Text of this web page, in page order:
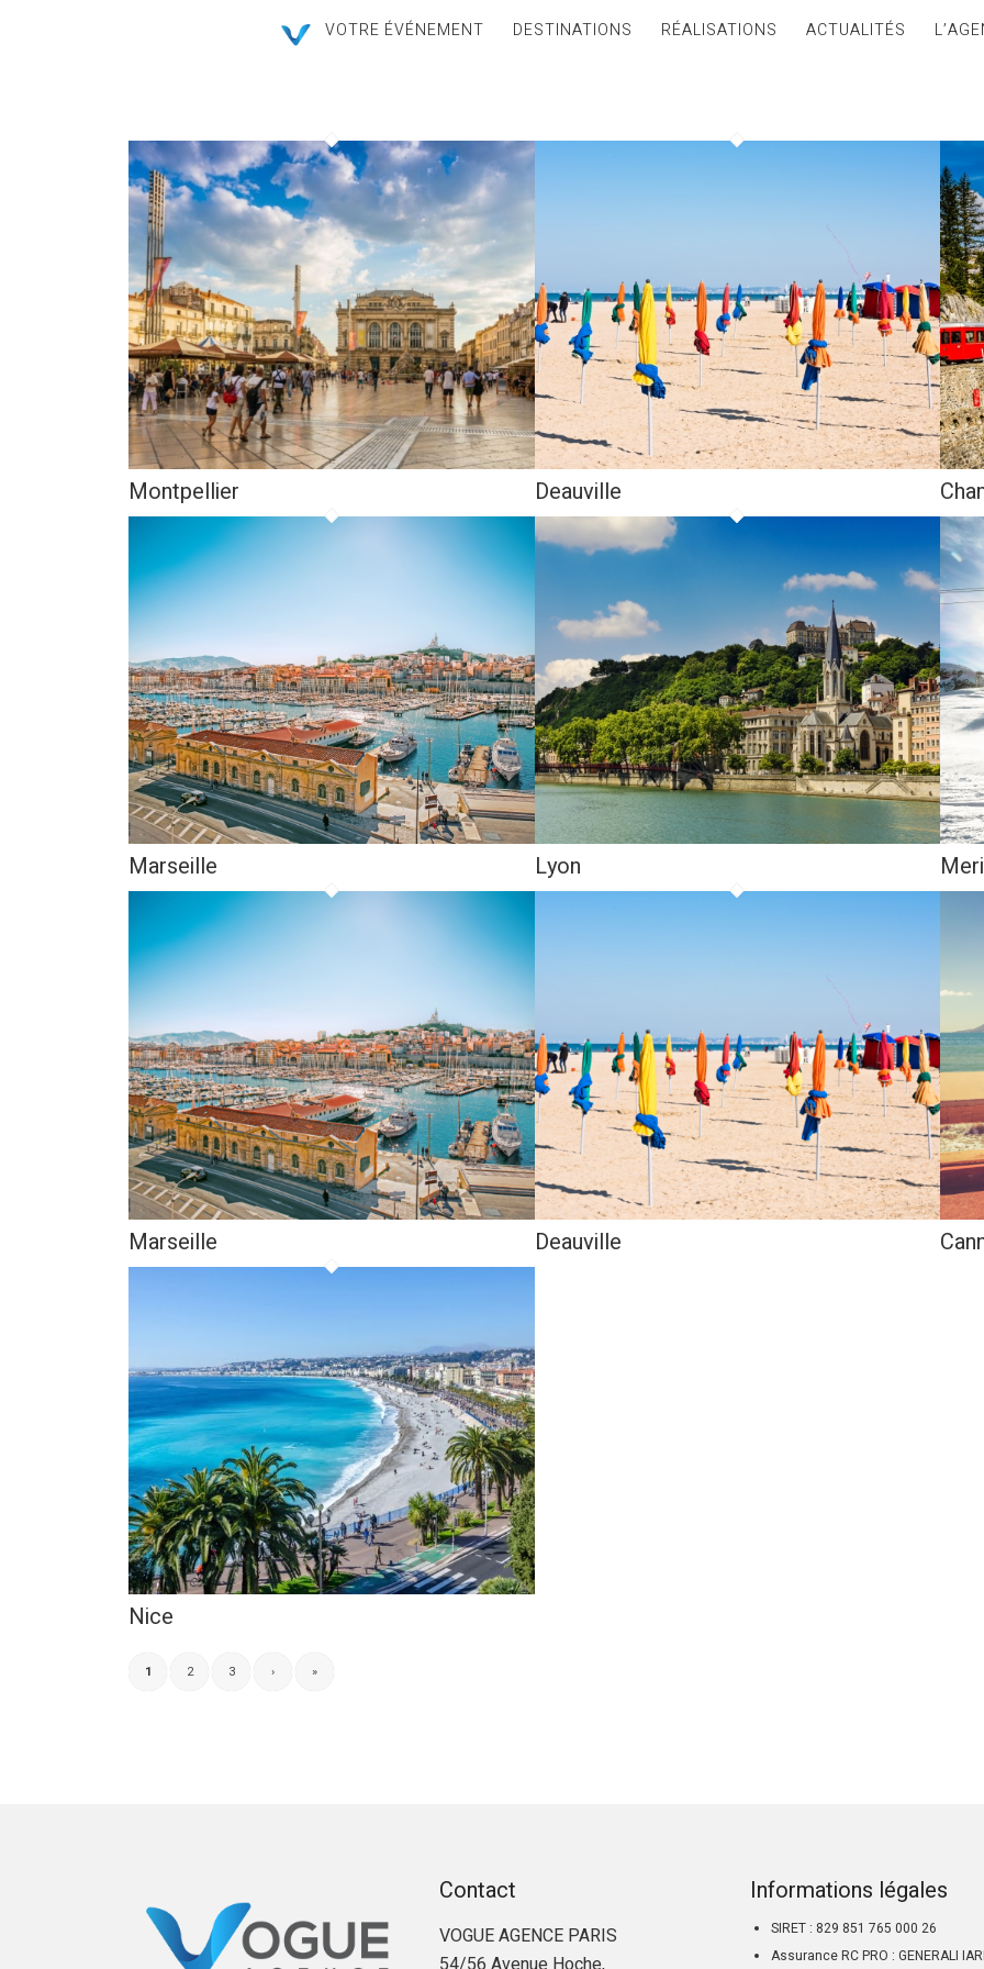
VOTRE ÉVÉNEMENT DESTINATIONS RÉALISATIONS ACTUALITÉS
Montpellier Deauville
Marseille Lyon
Marseille Deauville
Nice
1 2 3 › »
Contact
VOGUE AGENCE PARIS
Informations légales
SIRET : 829 851 765 000 26
Assurance RC PRO : GENERALI